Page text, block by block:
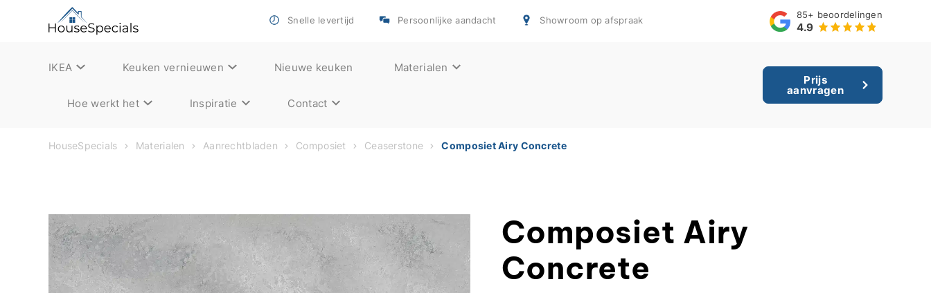
Snelle levertijd Persoonlijke aandacht Showroom op afspraak 85+ beoordelingen
4.9
IKEA Keuken vernieuwen Nieuwe keuken Materialen
Hoe werkt het Inspiratie Contact
Prijs
aanvragen
HouseSpecials Materialen Aanrechtbladen Composiet Ceaserstone Composiet Airy Concrete
Composiet Airy
Concrete